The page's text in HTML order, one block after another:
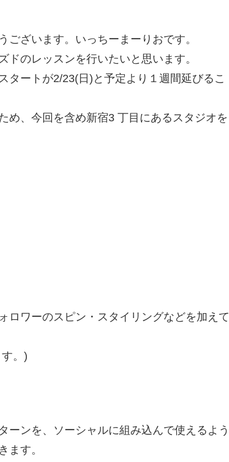
ざいます。いっちーまーりおです。
のレッスンを行いたいと思います。
タートが2/23(日)と予定より１週間延びるこ
め、今回を含め新宿3 丁目にあるスタジオを
ロワーのスピン・スタイリングなどを加えて
。)
ーンを、ソーシャルに組み込んで使えるよう
ます。